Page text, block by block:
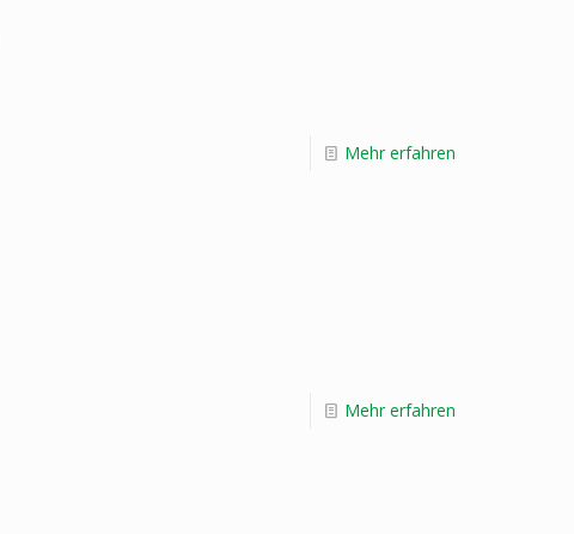
Mehr erfahren
Mehr erfahren